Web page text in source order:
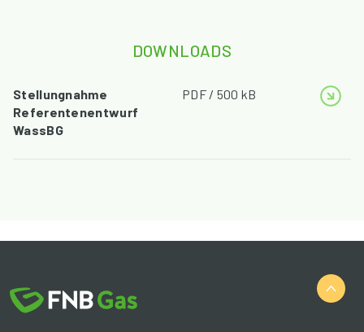
DOWNLOADS
Stellungnahme
Referentenentwurf
WassBG
PDF / 500 kB